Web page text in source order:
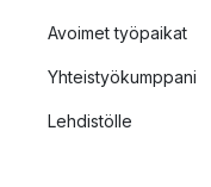
Avoimet työpaikat
Yhteistyökumppani
Lehdistölle